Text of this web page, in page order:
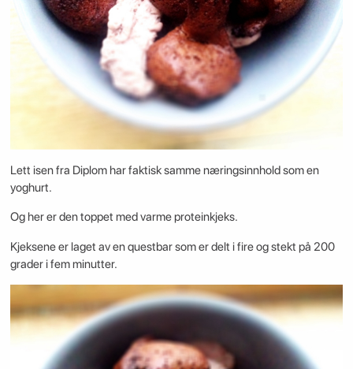
Lett isen fra Diplom har faktisk samme næringsinnhold som en
yoghurt.
Og her er den toppet med varme proteinkjeks.
Kjeksene er laget av en questbar som er delt i fire og stekt på 200
grader i fem minutter.